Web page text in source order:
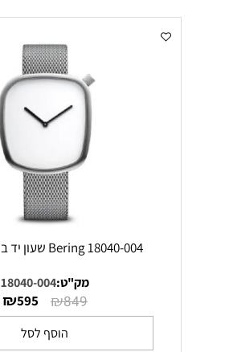
Bering 18040-004 שעון יד ברינג לנשים
מק"ט:18040-004
₪849
₪595
הוסף לסל